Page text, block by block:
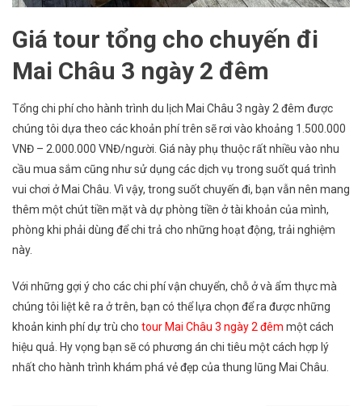
Giá tour tổng cho chuyến đi
Mai Châu 3 ngày 2 đêm
Tổng chi phí cho hành trình du lịch Mai Châu 3 ngày 2 đêm được
chúng tôi dựa theo các khoản phí trên sẽ rơi vào khoảng 1.500.000
VNĐ – 2.000.000 VNĐ/người. Giá này phụ thuộc rất nhiều vào nhu
cầu mua sắm cũng như sử dụng các dịch vụ trong suốt quá trình
vui chơi ở Mai Châu. Vì vậy, trong suốt chuyến đi, bạn vẫn nên mang
thêm một chút tiền mặt và dự phòng tiền ở tài khoản của mình,
phòng khi phải dùng để chi trả cho những hoạt động, trải nghiệm
này.
Với những gợi ý cho các chi phí vận chuyển, chỗ ở và ẩm thực mà
chúng tôi liệt kê ra ở trên, bạn có thể lựa chọn để ra được những
khoản kinh phí dự trù cho tour Mai Châu 3 ngày 2 đêm một cách
hiệu quả. Hy vọng bạn sẽ có phương án chi tiêu một cách hợp lý
nhất cho hành trình khám phá vẻ đẹp của thung lũng Mai Châu.